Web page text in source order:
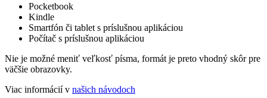
Pocketbook
Kindle
Smartfón či tablet s príslušnou aplikáciou
Počítač s príslušnou aplikáciou
Nie je možné meniť veľkosť písma, formát je preto vhodný skôr pre
väčšie obrazovky.
Viac informácií v našich návodoch